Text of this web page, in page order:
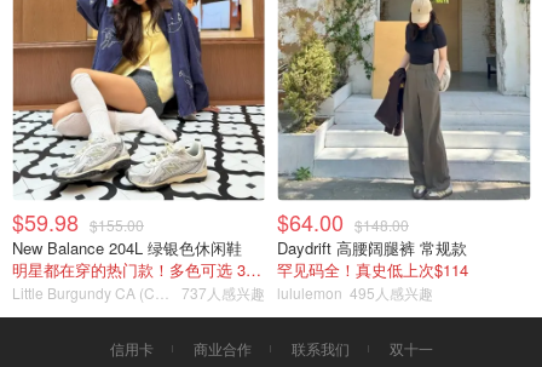
$59.98 $155.00
New Balance 204L 绿银色休闲鞋
明星都在穿的热门款！多色可选 3.8折
737人感兴趣
$64.00 $148.00
Daydrift 高腰阔腿裤 常规款
罕见码全！真史低上次$114
lululemon 495人感兴趣
信用卡 商业合作 联系我们 双十一